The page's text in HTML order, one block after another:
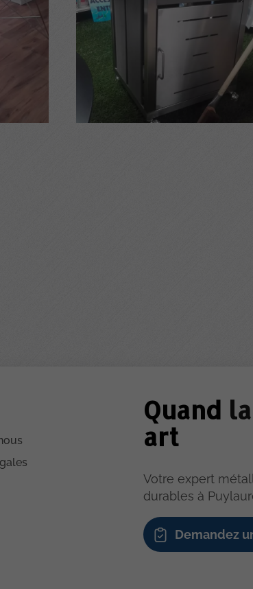
Quand
art
Votre expert
durables à
Demandez